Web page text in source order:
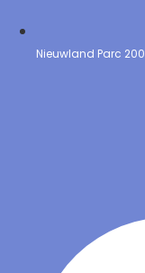
Nieuwland Parc 200